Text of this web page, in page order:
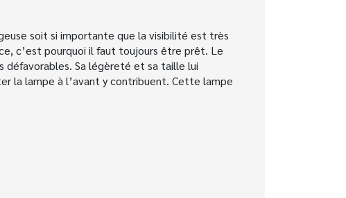
soit si importante que la visibilité est très
c’est pourquoi il faut toujours être prêt. Le
défavorables. Sa légèreté et sa taille lui
la lampe à l’avant y contribuent. Cette lampe